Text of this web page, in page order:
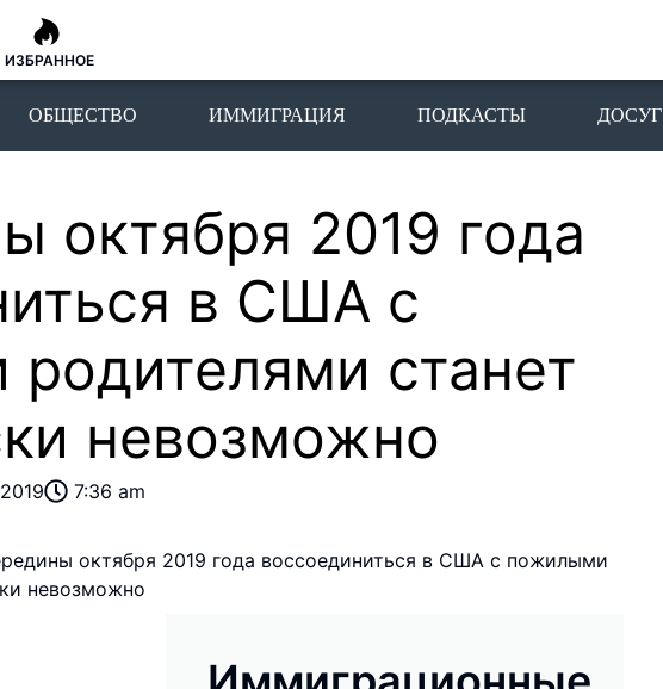
ИЗБРАННОЕ
ОБЩЕСТВО ИММИГРАЦИЯ ПОДКАСТЫ ДОСУГ
октября 2019 года
в США с
станет
невозможно
7:36 am
октября 2019 года воссоединиться в США с пожилыми
невозможно